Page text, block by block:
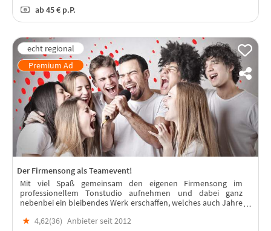
ab45 € p.P.
Der Firmensong als Teamevent!
Mit viel Spaß gemeinsam den eigenen Firmensong im
professionellem Tonstudio aufnehmen und dabei ganz
nebenbei ein bleibendes Werk erschaffen, welches auch Jahre
★ 4,62(36) Anbieter seit 2012